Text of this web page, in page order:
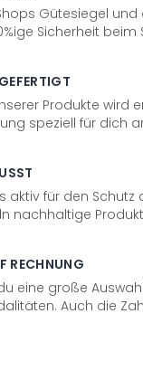
Gütesiegel und
Sicherheit beim
Produkte wird
speziell für dich
aktiv für den Schutz
nachhaltige
RECHNUNG
eine große
Auch die